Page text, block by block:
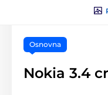
Osnovna
Nokia 3.4